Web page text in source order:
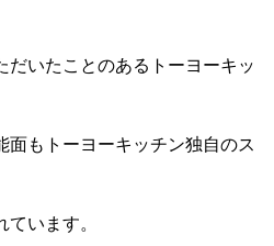
だいたことのあるトーヨーキッ
面もトーヨーキッチン独自のス
います。